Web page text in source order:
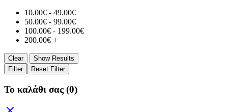
10.00€ - 49.00€
50.00€ - 99.00€
100.00€ - 199.00€
200.00€ +
Clear
Show Results
Filter
Reset Filter
Το καλάθι σας (0)